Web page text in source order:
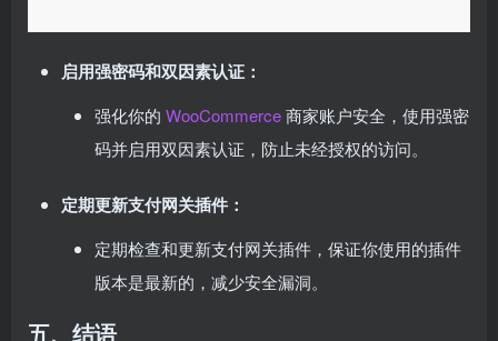
启用强密码和双因素认证：
强化你的 WooCommerce商家账户安全，使用强密
码并启用双因素认证，防止未经授权的访问。
定期更新支付网关插件：
定期检查和更新支付网关插件，保证你使用的插件
版本是最新的，减少安全漏洞。
五、结语